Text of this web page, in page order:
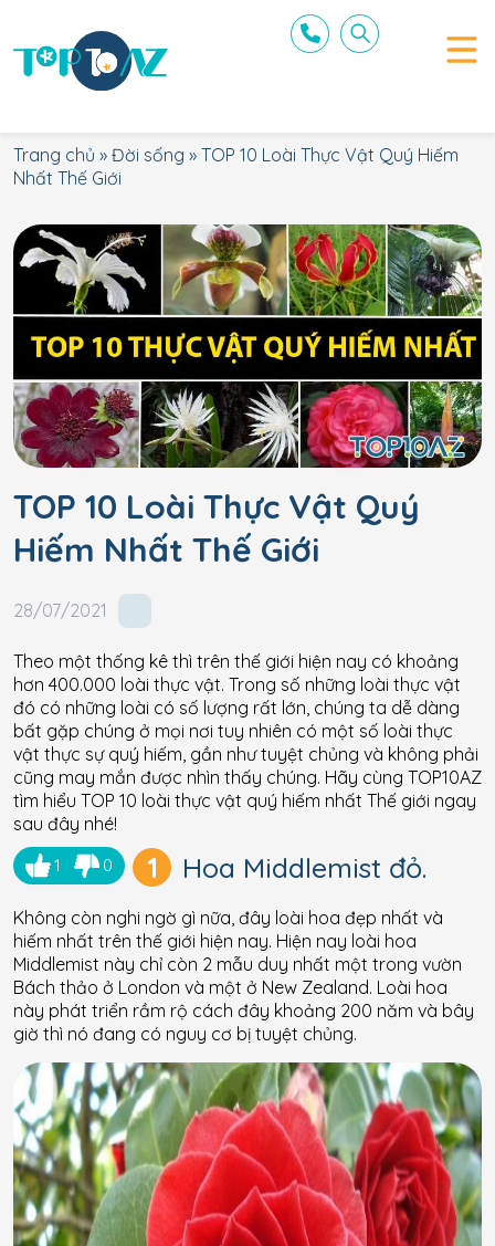
Trang chủ » Đời sống » TOP 10 Loài Thực Vật Quý Hiếm
Nhất Thế Giới
TOP 10 Loài Thực Vật Quý
Hiếm Nhất Thế Giới
28/07/2021
Theo một thống kê thì trên thế giới hiện nay có khoảng
hơn 400.000 loài thực vật. Trong số những loài thực vật
đó có những loài có số lượng rất lớn, chúng ta dễ dàng
bất gặp chúng ở mọi nơi tuy nhiên có một số loài thực
vật thực sự quý hiếm, gần như tuyệt chủng và không phải
cũng may mắn được nhìn thấy chúng. Hãy cùng TOP10AZ
tìm hiểu TOP 10 loài thực vật quý hiếm nhất Thế giới ngay
sau đây nhé!
1 0 1 Hoa Middlemist đỏ.
Không còn nghi ngờ gì nữa, đây loài hoa đẹp nhất và
hiếm nhất trên thế giới hiện nay. Hiện nay loài hoa
Middlemist này chỉ còn 2 mẫu duy nhất một trong vườn
Bách thảo ở London và một ở New Zealand. Loài hoa
này phát triển rầm rộ cách đây khoảng 200 năm và bây
giờ thì nó đang có nguy cơ bị tuyệt chủng.